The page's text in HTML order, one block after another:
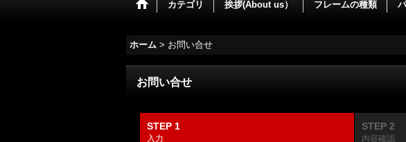
カテゴリ 挨拶(About us） フレームの種類
ホーム > お問い合せ
お問い合せ
STEP 1
入力
STEP 2
内容確認